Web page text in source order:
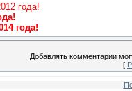
года!
года!
Добавлять комментарии
[